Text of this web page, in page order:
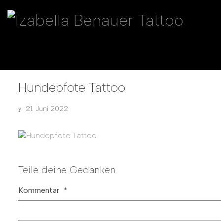
Hundepfote Tattoo
21. Juni 2022
Teile deine Gedanken
Kommentar *